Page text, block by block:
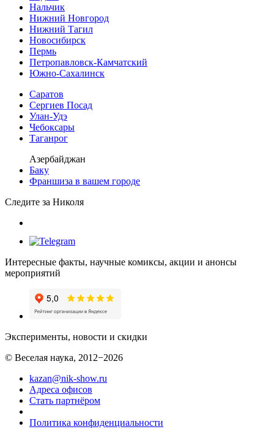
Нальчик
Нижний Новгород
Нижний Тагил
Новосибирск
Пермь
Петропавловск-Камчатский
Южно-Сахалинск
Саратов
Сергиев Посад
Улан-Удэ
Чебоксары
Таганрог
Азербайджан
Баку
Франшиза в вашем городе
Следите за Николя
Интересные факты, научные комиксы, акции и анонсы
мероприятий
Эксперименты, новости и скидки
© Веселая наука, 2012−2026
kazan@nik-show.ru
Адреса офисов
Стать партнёром
Политика конфиденциальности